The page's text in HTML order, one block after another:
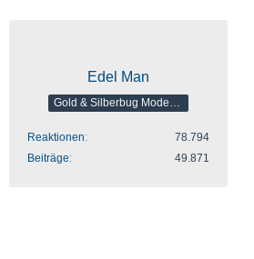
Edel Man
Reaktionen
78.794
Beiträge
49.871